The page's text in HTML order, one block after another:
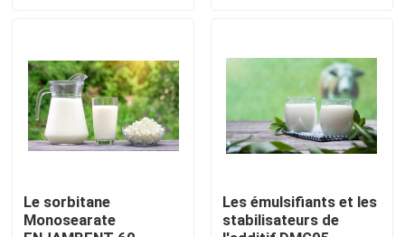
Visite d'usine
Contrôle de qualité
Contactez-nous
Le sorbitane
Monosearate
Les émulsifiants et les
stabilisateurs de